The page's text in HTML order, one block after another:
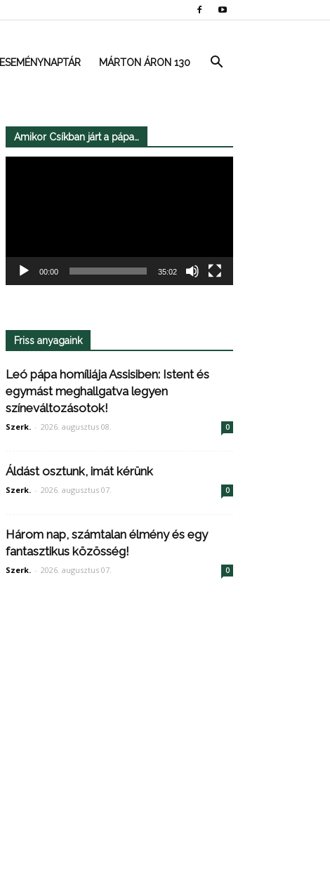
ESEMÉNYNAPTÁR MÁRTON ÁRON 130
Amikor Csíkban járt a pápa…
00:00 35:02
Friss anyagaink
Leó pápa homíliája Assisiben: Istent és
egymást meghallgatva legyen
színeváltozásotok!
Szerk. - 2026. augusztus 08. 0
Áldást osztunk, imát kérünk
Szerk. - 2026. augusztus 07. 0
Három nap, számtalan élmény és egy
fantasztikus közösség!
Szerk. - 2026. augusztus 07. 0